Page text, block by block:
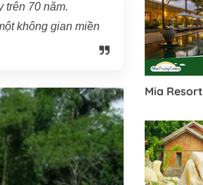
trên 70 năm.
không gian miền
Mia Resort